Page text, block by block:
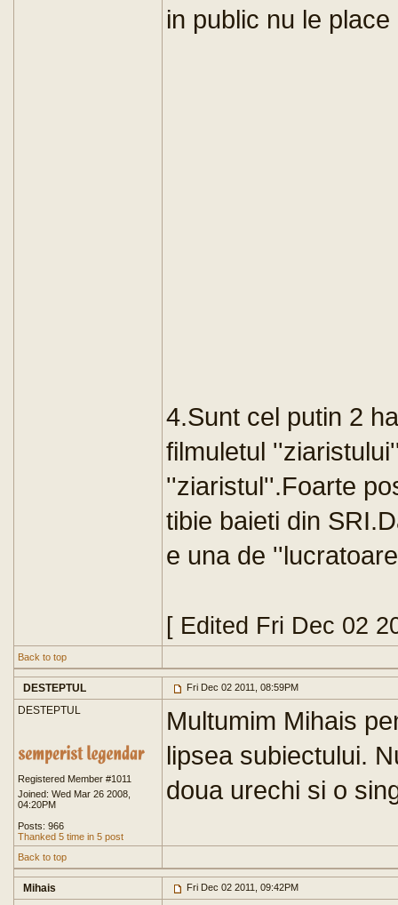
in public nu le
4.Sunt cel putin 2
filmuletul
''ziaristul''.Foarte
tibie baieti din
e una de
[ Edited Fri Dec 02
Back to top
DESTEPTUL Fri Dec 02 2011, 08:59PM
DESTEPTUL
Registered Member #1011
Joined: Wed Mar 26 2008,
04:20PM
Posts: 966
Thanked 5 time in 5 post
Multumim Mihais
lipsea subiectului.
doua urechi si o
Back to top
Mihais Fri Dec 02 2011, 09:42PM